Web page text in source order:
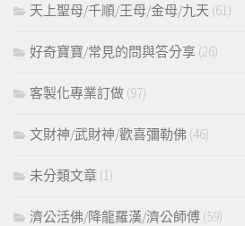
天上聖母/千順/王母/金母/九天 (61)
好奇寶寶/常見的問與答分享 (26)
客製化專業訂做 (97)
文財神/武財神/歡喜彌勒佛 (46)
未分類文章 (1)
濟公活佛/降龍羅漢/濟公師傅 (59)